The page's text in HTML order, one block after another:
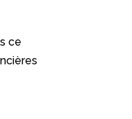
ce